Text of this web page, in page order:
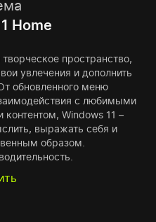
Home
пространство,
увлечения и дополнить
обновленного меню
с любимыми
Windows 11 –
выражать себя и
образом.